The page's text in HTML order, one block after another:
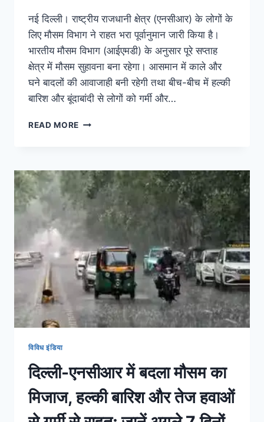
नई दिल्ली। राष्ट्रीय राजधानी क्षेत्र (एनसीआर) के लोगों के
लिए मौसम विभाग ने राहत भरा पूर्वानुमान जारी किया है।
भारतीय मौसम विभाग (आईएमडी) के अनुसार पूरे सप्ताह
क्षेत्र में मौसम सुहावना बना रहेगा। आसमान में काले और
घने बादलों की आवाजाही बनी रहेगी तथा बीच-बीच में हल्की
बारिश और बूंदाबांदी से लोगों को गर्मी और…
READ MORE
विविध इंडिया
दिल्ली-एनसीआर में बदला मौसम का
मिजाज, हल्की बारिश और तेज हवाओं